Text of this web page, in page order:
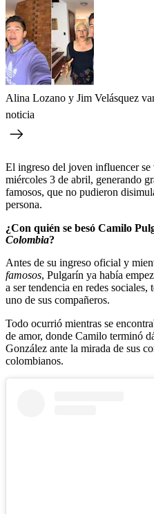
Alina Lozano y Jim Velásquez
noticia
El ingreso del joven influencer se
miércoles 3 de abril, generando
famosos, que no pudieron
persona.
¿Con quién se besó Camilo
Colombia?
Antes de su ingreso oficial y
famosos, Pulgarín ya había
a ser tendencia en redes
uno de sus compañeros.
Todo ocurrió mientras se
de amor, donde Camilo terminó
González ante la mirada de sus
colombianos.